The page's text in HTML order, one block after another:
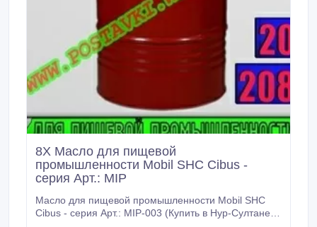
8X Масло для пищевой
промышленности Mobil SHC Cibus -
серия Арт.: MIP
Масло для пищевой промышленности Mobil SHC
Cibus - серия Арт.: MIP-003 (Купить в Нур-Султане/